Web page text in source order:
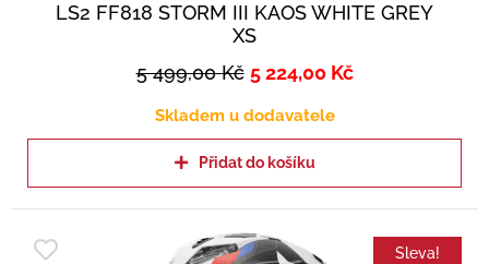
LS2 FF818 STORM III KAOS WHITE GREY
XS
5 499,00Kč 5 224,00 Kč
Skladem u dodavatele
Přidat do košíku
Sleva!